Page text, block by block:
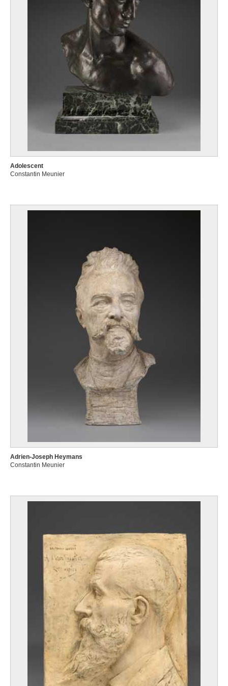
Adolescent
Constantin Meunier
Adrien-Joseph Heymans
Constantin Meunier